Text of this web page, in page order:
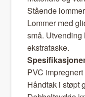
Stående
Lom­mer med
små. Utvend­ing
ekstrataske.
PVC
Hånd­tak i støpt